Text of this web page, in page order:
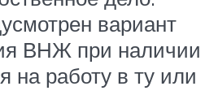
вариант
ВНЖ при наличии
на работу в ту или